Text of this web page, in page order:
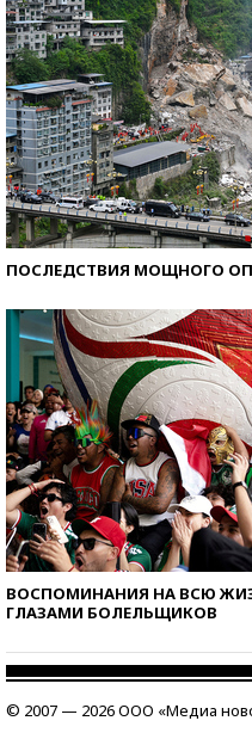
ПОСЛЕДСТВИЯ МОЩНОГО
ВОСПОМИНАНИЯ НА ВСЮ
ГЛАЗАМИ БОЛЕЛЬЩИКОВ
© 2007 — 2026 ООО «Медиа